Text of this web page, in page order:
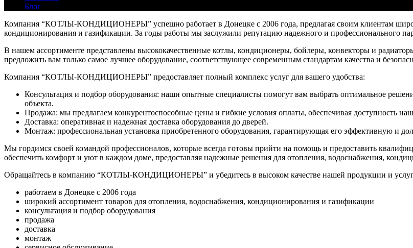
Блог
Компания “КОТЛЫ-КОНДИЦИОНЕРЫ” успешно работает в Донецке с 2006 года, предлагая своим клиентам
кондиционирования и газификации. За годы работы мы заслужили репутацию надежного и профессионального
В нашем ассортименте представлены высококачественные котлы, кондиционеры, бойлеры, конвекторы и
предложить вам только самое лучшее оборудование, соответствующее современным стандартам качества и
Компания “КОТЛЫ-КОНДИЦИОНЕРЫ” предоставляет полный комплекс услуг для вашего удобства:
Консультация и подбор оборудования: наши опытные специалисты помогут вам выбрать оптимальное
объекта.
Продажа: мы предлагаем конкурентоспособные цены и гибкие условия оплаты, обеспечивая доступность
Доставка: оперативная и надежная доставка оборудования до дверей.
Монтаж: профессиональная установка приобретенного оборудования, гарантирующая его эффективную и
Мы гордимся своей командой профессионалов, которые всегда готовы прийти на помощь и предоставить
обеспечить комфорт и уют в каждом доме, предоставляя надежные решения для отопления, водоснабжения,
Обращайтесь в компанию “КОТЛЫ-КОНДИЦИОНЕРЫ” и убедитесь в высоком качестве нашей продукции и
работаем в Донецке с 2006 года
широкий ассортимент товаров для отопления, водоснабжения, кондиционирования и газификации
консультация и подбор оборудования
продажа
доставка
монтаж